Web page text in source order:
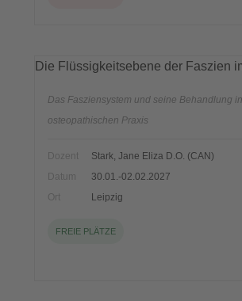
Die Flüssigkeitsebene der Faszien
Das Fasziensystem und seine Behandlung
osteopathischen Praxis
Dozent
Stark, Jane Eliza D.O. (CAN)
Datum
30.01.-02.02.2027
Ort
Leipzig
FREIE PLÄTZE